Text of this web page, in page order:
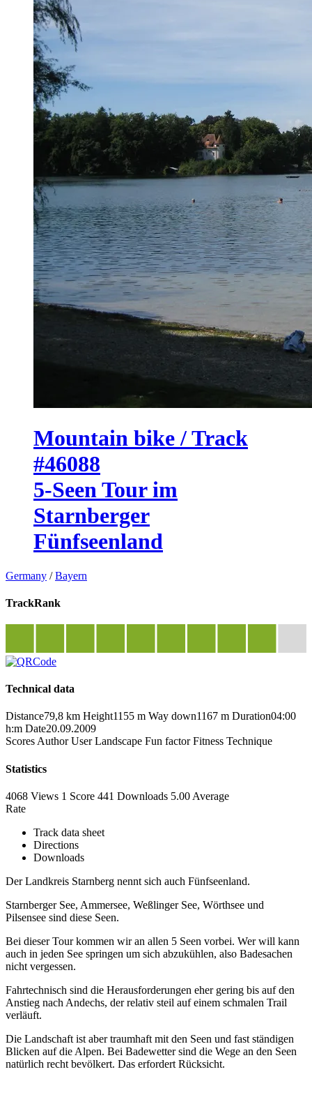
Mountain bike / Track
#46088
5-Seen Tour im
Starnberger
Fünfseenland
Germany /Bayern
TrackRank
Technical data
Distance79,8 km Height1155 m Way down1167 m Duration04:00
h:m Date20.09.2009
Scores Author User Landscape Fun factor Fitness Technique
Statistics
4068 Views 1 Score 441 Downloads 5.00 Average
Rate
Track data sheet
Directions
Downloads
Der Landkreis Starnberg nennt sich auch Fünfseenland.
Starnberger See, Ammersee, Weßlinger See, Wörthsee und
Pilsensee sind diese Seen.
Bei dieser Tour kommen wir an allen 5 Seen vorbei. Wer will kann
auch in jeden See springen um sich abzukühlen, also Badesachen
nicht vergessen.
Fahrtechnisch sind die Herausforderungen eher gering bis auf den
Anstieg nach Andechs, der relativ steil auf einem schmalen Trail
verläuft.
Die Landschaft ist aber traumhaft mit den Seen und fast ständigen
Blicken auf die Alpen. Bei Badewetter sind die Wege an den Seen
natürlich recht bevölkert. Das erfordert Rücksicht.